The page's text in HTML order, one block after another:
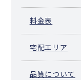
料金表
宅配エリア
品質について